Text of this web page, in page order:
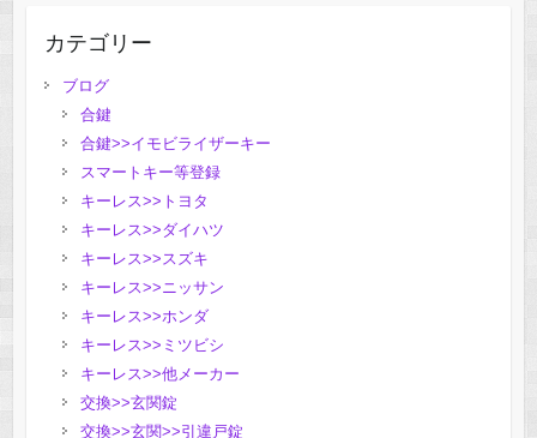
カテゴリー
ブログ
合鍵
合鍵>>イモビライザーキー
スマートキー等登録
キーレス>>トヨタ
キーレス>>ダイハツ
キーレス>>スズキ
キーレス>>ニッサン
キーレス>>ホンダ
キーレス>>ミツビシ
キーレス>>他メーカー
交換>>玄関錠
交換>>玄関>>引違戸錠